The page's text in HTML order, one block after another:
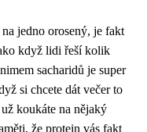
jedno orosený, je fakt
když lidi řešíkolik
sacharidů je super
si chcete dát večer to
koukáte na nějaký
že protein vás fakt